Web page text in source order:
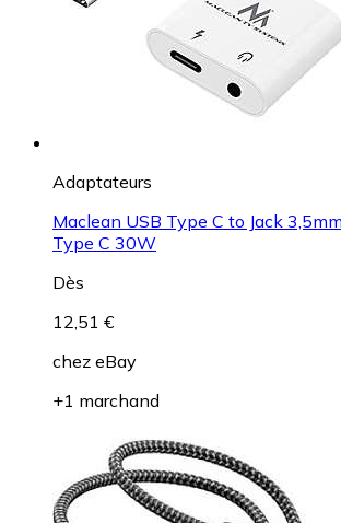
Adaptateurs
Maclean USB Type C to Jack
Type C 30W
Dès
12,51 €
chez eBay
+1 marchand